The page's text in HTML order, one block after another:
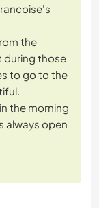
the
during those
to go to the
the morning
always open